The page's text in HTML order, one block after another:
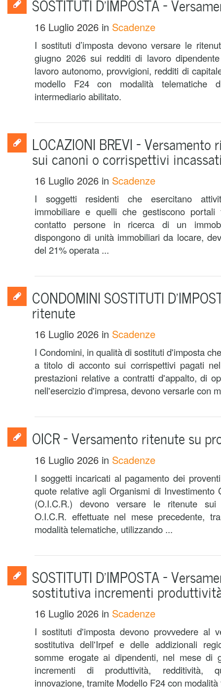
SOSTITUTI D’IMPOSTA –
16 Luglio 2026 in Scadenze
I sostituti d’imposta devono versare le
giugno 2026 sui redditi di lavoro
lavoro autonomo, provvigioni, redditi di
modello F24 con modalità telematiche
intermediario abilitato.
LOCAZIONI BREVI –
sui canoni o corrispettivi
16 Luglio 2026 in Scadenze
I soggetti residenti che esercitano
immobiliare e quelli che gestiscono portali
contatto persone in ricerca di un
dispongono di unità immobiliari da locare,
del 21% operata ...
CONDOMINI SOSTITUTI
ritenute
16 Luglio 2026 in Scadenze
I Condomini, in qualità di sostituti d'imposta
a titolo di acconto sui corrispettivi pagati
prestazioni relative a contratti d'appalto, di
nell'esercizio d'impresa, devono versarle con
OICR – Versamento ritenute su
16 Luglio 2026 in Scadenze
I soggetti incaricati al pagamento dei
quote relative agli Organismi di Investimento
(O.I.C.R.) devono versare le ritenute
O.I.C.R. effettuate nel mese precedente,
modalità telematiche, utilizzando ...
SOSTITUTI D’IMPOSTA –
sostitutiva incrementi
16 Luglio 2026 in Scadenze
I sostituti d'imposta devono provvedere al
sostitutiva dell'Irpef e delle addizionali
somme erogate ai dipendenti, nel mese di
incrementi di produttività, redditività,
innovazione, tramite Modello F24 con